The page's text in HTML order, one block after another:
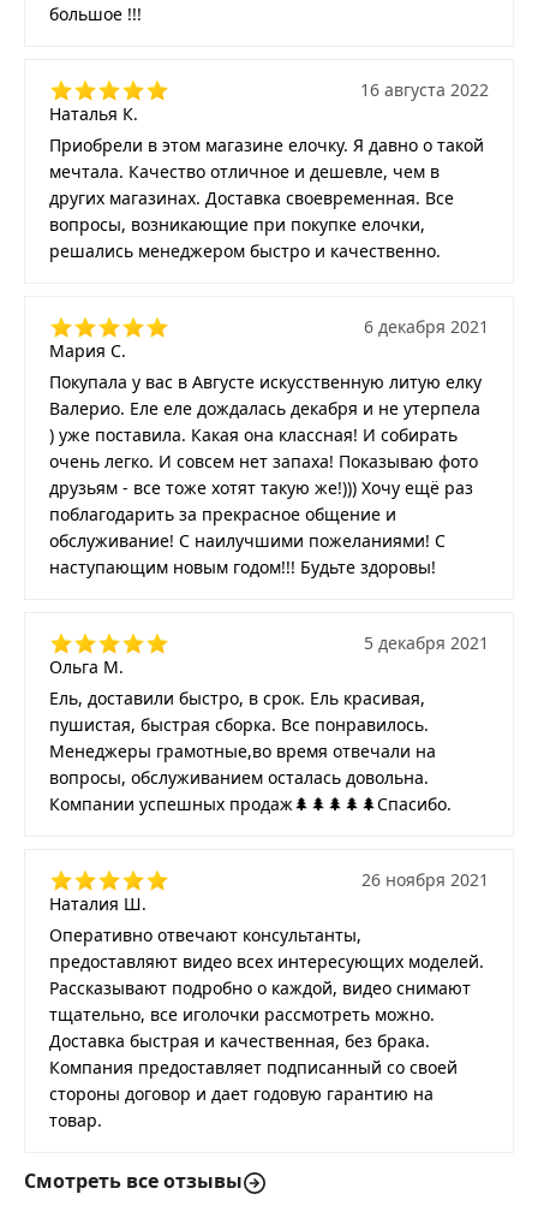
большое !!!
Наталья К.
16 августа 2022
Приобрели в этом магазине елочку. Я давно о такой
мечтала. Качество отличное и дешевле, чем в
других магазинах. Доставка своевременная. Все
вопросы, возникающие при покупке елочки,
решались менеджером быстро и качественно.
Мария С.
6 декабря 2021
Покупала у вас в Августе искусственную литую елку
Валерио. Еле еле дождалась декабря и не утерпела
) уже поставила. Какая она классная! И собирать
очень легко. И совсем нет запаха! Показываю фото
друзьям - все тоже хотят такую же!))) Хочу ещё раз
поблагодарить за прекрасное общение и
обслуживание! С наилучшими пожеланиями! С
наступающим новым годом!!! Будьте здоровы!
Ольга М.
5 декабря 2021
Ель, доставили быстро, в срок. Ель красивая,
пушистая, быстрая сборка. Все понравилось.
Менеджеры грамотные,во время отвечали на
вопросы, обслуживанием осталась довольна.
Компании успешных продаж🌲🌲🌲🌲🌲Спасибо.
Наталия Ш.
26 ноября 2021
Оперативно отвечают консультанты,
предоставляют видео всех интересующих моделей.
Рассказывают подробно о каждой, видео снимают
тщательно, все иголочки рассмотреть можно.
Доставка быстрая и качественная, без брака.
Компания предоставляет подписанный со своей
стороны договор и дает годовую гарантию на
товар.
Смотреть все отзывы